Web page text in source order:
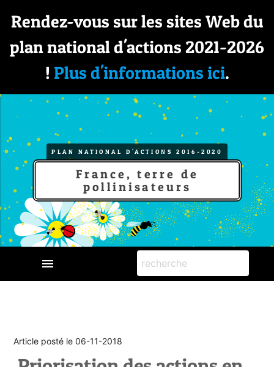
Rendez-vous sur les sites Web du
plan national d'actions 2021-2026
! Plus d'informations ici.
PLAN NATIONAL D'ACTIONS 2016-2020
France, terre de
pollinisateurs
menu
Article posté le 06-11-2018